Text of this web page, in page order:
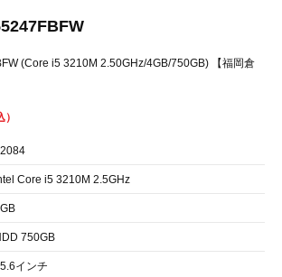
(Core i5 3210M 2.50GHz/4GB/750GB) 【福岡倉
Core i5 3210M 2.5GHz
750GB
インチ